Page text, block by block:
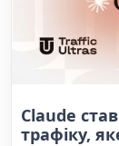
Claude
трафіку,